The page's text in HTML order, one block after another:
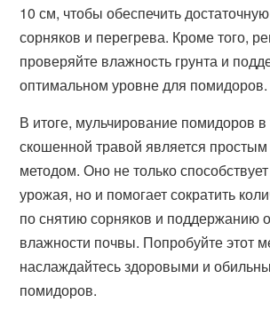
10 см, чтобы обеспечить
сорняков и перегрева. Кроме того,
проверяйте влажность грунта и
оптимальном уровне для помидоров.
В итоге, мульчирование помидоров
скошенной травой является
методом. Оно не только
урожая, но и помогает сократить
по снятию сорняков и поддержанию
влажности почвы. Попробуйте этот
наслаждайтесь здоровыми и
помидоров.